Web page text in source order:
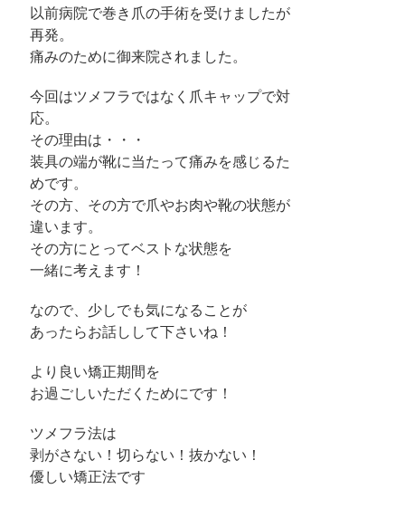
以前病院で巻き爪の手術を受けましたが
再発。
痛みのために御来院されました。
今回はツメフラではなく爪キャップで対
応。
その理由は・・・
装具の端が靴に当たって痛みを感じるた
めです。
その方、その方で爪やお肉や靴の状態が
違います。
その方にとってベストな状態を
一緒に考えます！
なので、少しでも気になることが
あったらお話しして下さいね！
より良い矯正期間を
お過ごしいただくためにです！
ツメフラ法は
剥がさない！切らない！抜かない！
優しい矯正法です